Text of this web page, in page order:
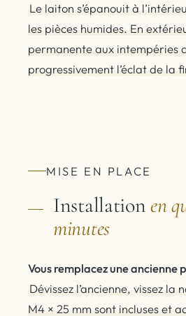
Le laiton s’épanouit à
les pièces humides. En
permanente aux intempéries
progressivement l’éclat de la
MISE EN PLACE
Installationen
minutes
Vous remplacez une ancienne
Dévissez l’ancienne, vissez la
M4 × 25 mm sont incluses et